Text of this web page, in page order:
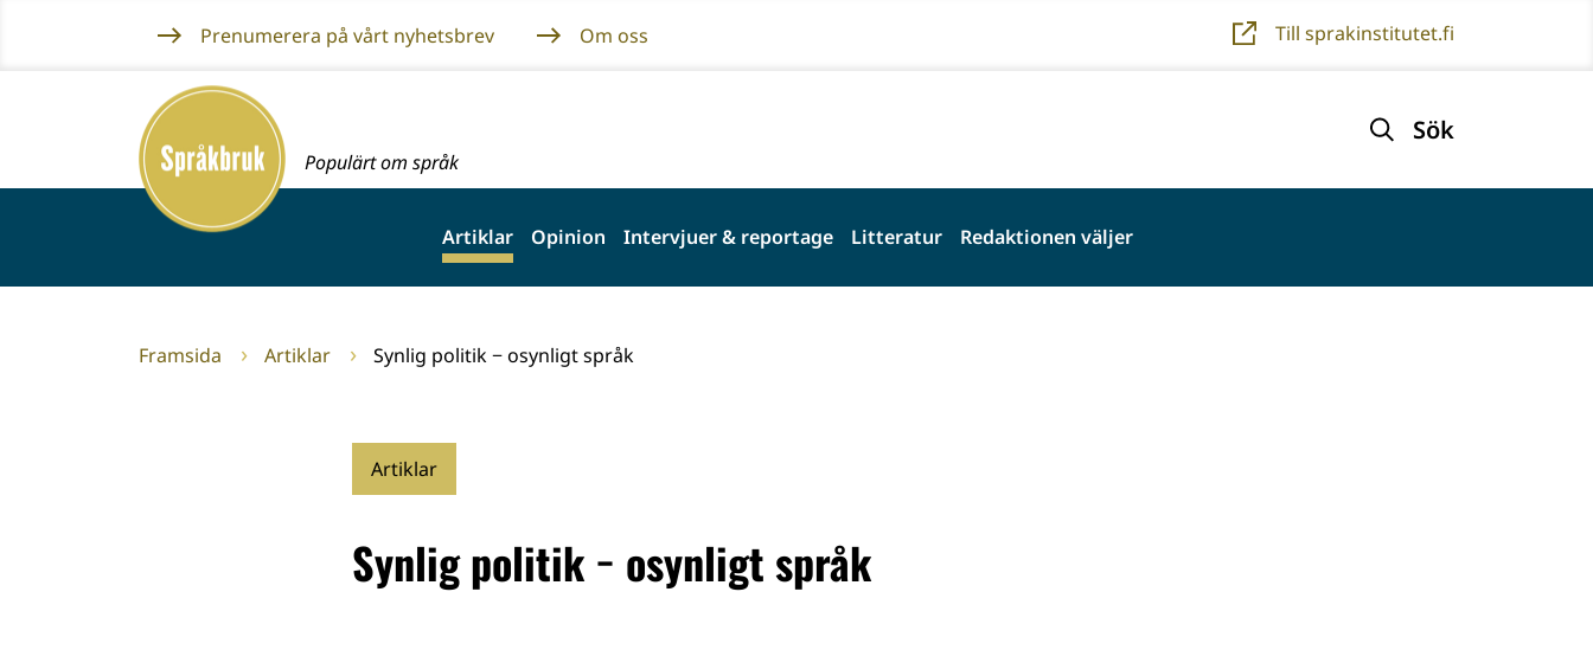
innehållet
Prenumerera på vårt nyhetsbrev Om oss Till sprakinstitutet.fi
Framsida
Populärt om språk
Sök
Artiklar Opinion Intervjuer & reportage Litteratur Redaktionen väljer
Framsida Artiklar Synlig politik − osynligt språk
Artiklar
Synlig politik − osynligt språk